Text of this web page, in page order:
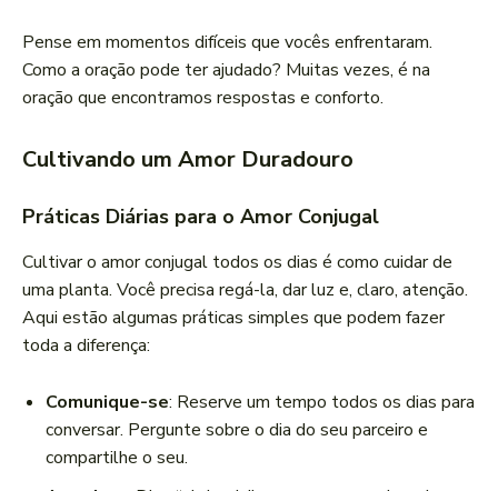
Pense em momentos difíceis que vocês enfrentaram.
Como a oração pode ter ajudado? Muitas vezes, é na
oração que encontramos respostas e conforto.
Cultivando um Amor Duradouro
Práticas Diárias para o Amor Conjugal
Cultivar o amor conjugal todos os dias é como cuidar de
uma planta. Você precisa regá-la, dar luz e, claro, atenção.
Aqui estão algumas práticas simples que podem fazer
toda a diferença:
Comunique-se: Reserve um tempo todos os dias para
conversar. Pergunte sobre o dia do seu parceiro e
compartilhe o seu.